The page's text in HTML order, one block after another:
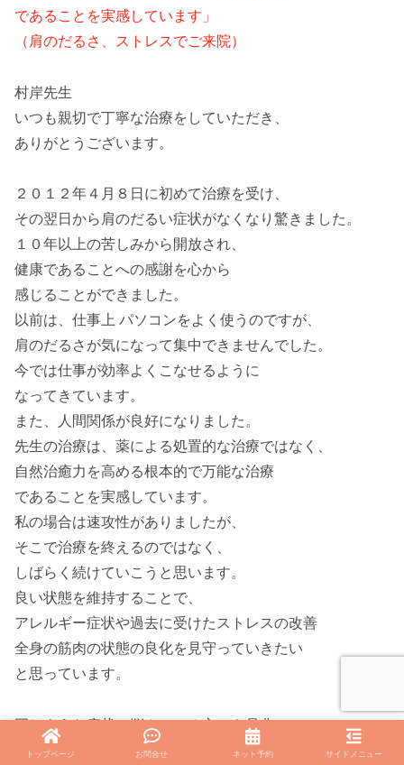
であることを実感しています」
（肩のだるさ、ストレスでご来院）
村岸先生
いつも親切で丁寧な治療をしていただき、
ありがとうございます。
２０１２年４月８日に初めて治療を受け、
その翌日から肩のだるい症状がなくなり驚きました。
１０年以上の苦しみから開放され、
健康であることへの感謝を心から
感じることができました。
以前は、仕事上 パソコンをよく使うのですが、
肩のだるさが気になって集中できませんでした。
今では仕事が効率よくこなせるように
なってきています。
また、人間関係が良好になりました。
先生の治療は、薬による処置的な治療ではなく、
自然治癒力を高める根本的で万能な治療
であることを実感しています。
私の場合は速攻性がありましたが、
そこで治療を終えるのではなく、
しばらく続けていこうと思います。
良い状態を維持することで、
アレルギー症状や過去に受けたストレスの改善
全身の筋肉の状態の良化を見守っていきたい
と思っています。
同じような症状で悩んでいる方にも是非、
治療を受けていただきたい！
トップページ お問合せ ネット予約 サイドメニュー